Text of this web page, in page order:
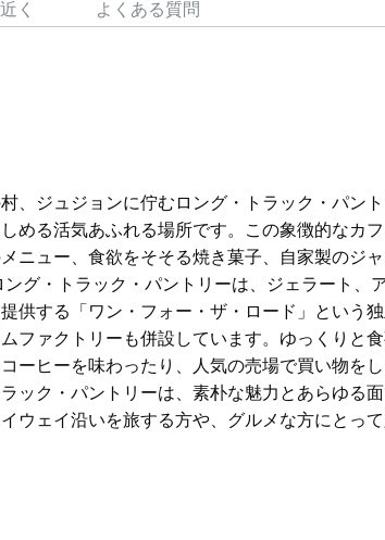
近く よくある質問
、ジュジョンに佇むロング・トラック・パン
める活気あふれる場所です。この象徴的なカ
ニュー、食欲をそそる焼き菓子、自家製のジ
ング・トラック・パントリーは、ジェラート、
供する「ワン・フォー・ザ・ロード」という
ファクトリーも併設しています。ゆっくりと
ーヒーを味わったり、人気の売場で買い物を
ック・パントリーは、素朴な魅力とあらゆる
ウェイ沿いを旅する方や、グルメな方にとって
める活気あふれる場所です。この象徴的なカ
メニュー、食欲をそそる焼き菓子、自家製のジ